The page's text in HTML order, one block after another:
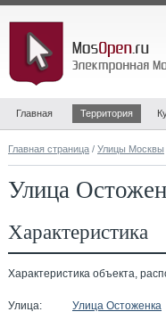
Главная Территория
Главная страница / Улицы Москвы
Улица
Характеристика
Характеристика объекта,
Улица:
Улица Остоженка